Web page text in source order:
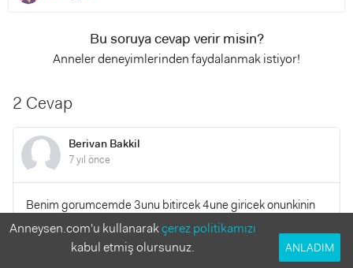
Bu soruya cevap verir misin?
Anneler deneyimlerinden faydalanmak istiyor!
2 Cevap
Berivan Bakkil
7 yıl önce
Benim gorumcemde 3unu bitircek 4une giricek onunkinin
basinada aynisi geldi kizi agliyo acliktan ama memesini
verince cok agliyo ve tutmuyo bazn 3 4 aylk cocuklarin
Anneysen.com'u kullanarakçerez politikamızı
kabul etmiş olursunuz.
ANLADIM